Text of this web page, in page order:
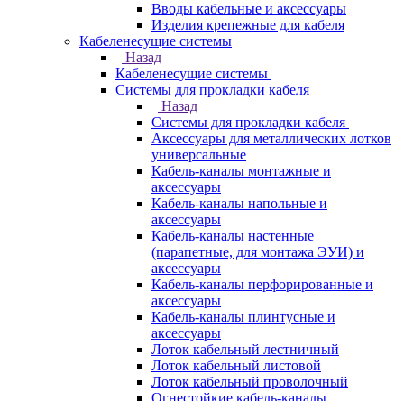
Вводы кабельные и аксессуары
Изделия крепежные для кабеля
Кабеленесущие системы
Назад
Кабеленесущие системы
Системы для прокладки кабеля
Назад
Системы для прокладки кабеля
Аксессуары для металлических лотков
универсальные
Кабель-каналы монтажные и
аксессуары
Кабель-каналы напольные и
аксессуары
Кабель-каналы настенные
(парапетные, для монтажа ЭУИ) и
аксессуары
Кабель-каналы перфорированные и
аксессуары
Кабель-каналы плинтусные и
аксессуары
Лоток кабельный лестничный
Лоток кабельный листовой
Лоток кабельный проволочный
Огнестойкие кабель-каналы